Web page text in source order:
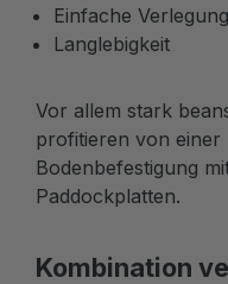
Einfache Verlegung
Langlebigkeit
Vor allem stark
profitieren von einer
Bodenbefestigung
Paddockplatten.
Kombination